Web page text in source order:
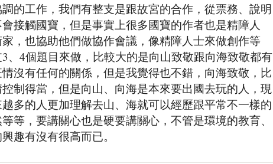
的工作，我們有整支是跟故宮的合作，從票務、說明
接觸國寶，但是事實上很多國寶的作者也是精障人
，也協助他們做協作會議，像精障人士來做創作等
、4個題目來做，比較大的是向山致敬跟向海致敬都有
沒有任何的關係，但是我覺得也不錯，向海致敬，比
制得當，但是向山、向海是本來要出國去玩的人，現
多的人更加理解去山、海就可以經歷跟平常不一樣的
等，要講關心也是硬要講關心，不管是環境的教育、
趣有沒有很高而已。